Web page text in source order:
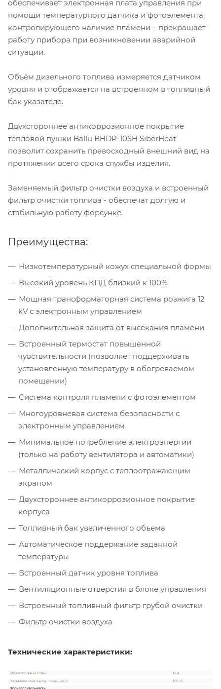
обеспечивает электронная плата управления при
помощи температурного датчика и фотоэлемента,
контролирующего наличие пламени – прекращает
работу прибора при возникновении аварийной
ситуации.
Объём дизельного топлива измеряется датчиком
уровня и отображается на встроенном в топливный
бак указателе.
Двухстороннее антикоррозионное покрытие
тепловой пушки Ballu BHDP-10SH SiberHeat
позволит сохранить превосходный внешний вид на
протяжении всего срока службы изделия.
Заменяемый фильтр очистки воздуха и встроенный
фильтр очистки топлива - обеспечат долгую и
стабильную работу форсунке.
Преимущества:
Низкотемпературный кожух специальной формы
Высокий уровень КПД близкий к 100%
Мощная трансформаторная система розжига 12
kV с электронным управлением
Дополнительная защита от высекания пламени
Встроенный термостат повышенной
чувствительности (позволяет поддерживать
установленную температуру в обогреваемом
помещении)
Система контроля пламени с фотоэлементом
Многоуровневая система безопасности с
электронным управлением
Минимальное потребление электроэнергии
(только на работу вентилятора и автоматики)
Металлический корпус с теплоотражающим
экраном
Двухстороннее антикоррозионное покрытие
корпуса
Топливный бак увеличенного объема
Автоматическое поддержание заданной
температуры
Встроенный датчик уровня топлива
Вентиляционные отверстия в блоке управления
Встроенный топливный фильтр грубой очистки
Фильтр очистки воздуха
Технические характеристики: